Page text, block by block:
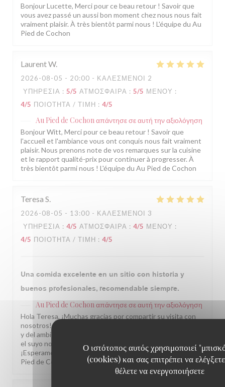
Ο ιστότοπος αυτός χρησιμοποιεί
(cookies) και σας επιτρέπει να ελέγξετε
θέλετε να ενεργοποιήσετε
Bonjour Lucette, Merci pour ce beau retour ! Savoir que
vous avez passé un aussi bon moment chez nous nous fait
vraiment plaisir. À très bientôt parmi nous ! L'équipe du Au
Pied de Cochon
LaurentW
2026-08-05 - 20:00 - ΚΑΛΕΣΜΈΝΟΙ 2
ΥΠΗΡΕΣΊΑ : 5/5 ΑΤΜΌΣΦΑΙΡΑ : 5/5 ΜΕΝΟΎ :
4/5 ΠΟΙΌΤΗΤΑ / ΤΙΜΉ : 4/5
Au Pied de Cochonαπάντησε σε αυτή την αξιολόγηση
Bonjour Witt, Merci pour ce beau retour ! Savoir que
l'accueil et l'ambiance vous ont conquis nous fait vraiment
plaisir. Nous prenons note de vos remarques sur la cuisine
et le rapport qualité-prix pour continuer à progresser. À
très bientôt parmi nous ! L'équipe du Au Pied de Cochon
Teresa S
2026-08-05 - 13:00 - ΚΑΛΕΣΜΈΝΟΙ 3
ΥΠΗΡΕΣΊΑ : 4/5 ΑΤΜΌΣΦΑΙΡΑ : 4/5 ΜΕΝΟΎ :
4/5 ΠΟΙΌΤΗΤΑ / ΤΙΜΉ : 4/5
Una comida excelente en un sitio con historia y
buenos profesionales, recomendable siempre.
Au Pied de Cochonαπάντησε σε αυτή την αξιολόγηση
Hola Teresa, ¡Muchas gracias por compartir su visita con
nosotros! Nos alegra saber que disfrutó de nuestra cocina
y del ambiente de nuestro restaurante. Comentarios como
el suyo nos motivan a seguir cuidando cada detalle.
¡Esperamos volver a recibirle muy pronto! L'équipe du Au
Pied de Cochon